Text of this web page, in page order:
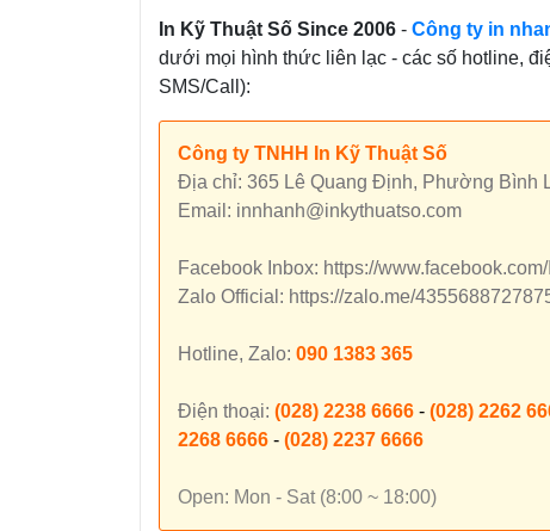
In Kỹ Thuật Số Since 2006 - Công ty in
dưới mọi hình thức liên lạc - các số hotline,
SMS/Call):
Công ty TNHH In Kỹ Thuật Số
Địa chỉ: 365 Lê Quang Định, Phường Bình
Email: innhanh@inkythuatso.com
Facebook Inbox: https://
Zalo Official: https://zalo.me/
Hotline, Zalo: 090 1383 365
Điện thoại: (028) 2238 6666 - (028) 2262
2268 6666 - (028) 2237 6666
Open: Mon - Sat (8:00 ~ 18:00)